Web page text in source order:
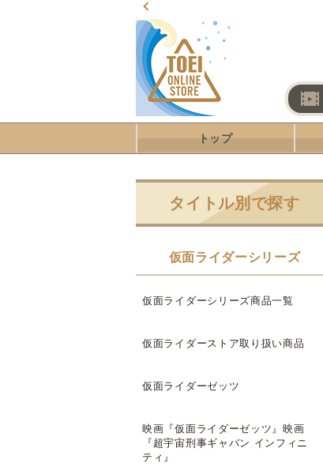
トップ
タイトル別で探す
仮面ライダーシリーズ
仮面ライダーシリーズ商品一覧
仮面ライダーストア取り扱い商品
仮面ライダーゼッツ
映画『仮面ライダーゼッツ』映画
『超宇宙刑事ギャバン インフィニ
ティ』